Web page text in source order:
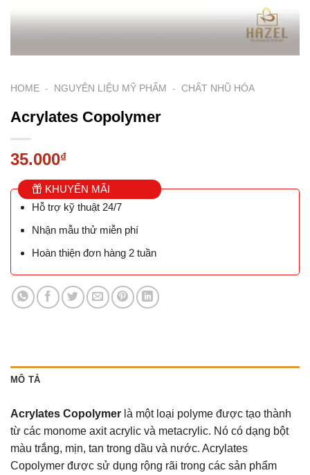
HOME - NGUYÊN LIỆU MỸ PHẨM - CHẤT NHŨ HÓA
Acrylates Copolymer
35.000₫
KHUYẾN MÃI
Hỗ trợ kỹ thuật 24/7
Nhận mẫu thử miễn phí
Hoàn thiện đơn hàng 2 tuần
MÔ TẢ
Acrylates Copolymer là một loại polyme được tạo thành
từ các monome axit acrylic và metacrylic. Nó có dạng bột
màu trắng, mịn, tan trong dầu và nước. Acrylates
Copolymer được sử dụng rộng rãi trong các sản phẩm